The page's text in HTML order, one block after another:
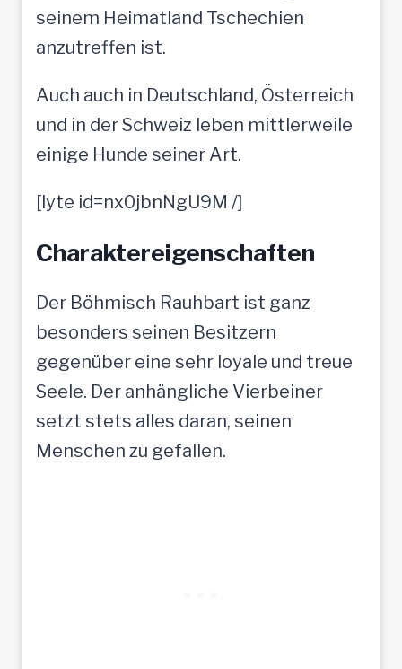
seinem Heimatland Tschechien
anzutreffen ist.
Auch auch in Deutschland, Österreich
und in der Schweiz leben mittlerweile
einige Hunde seiner Art.
[lyte id=nx0jbnNgU9M /]
Charaktereigenschaften
Der Böhmisch Rauhbart ist ganz
besonders seinen Besitzern
gegenüber eine sehr loyale und treue
Seele. Der anhängliche Vierbeiner
setzt stets alles daran, seinen
Menschen zu gefallen.